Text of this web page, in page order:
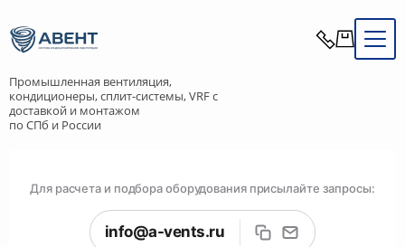
Промышленная вентиляция,
кондиционеры, сплит-системы, VRF с
доставкой и монтажом
по СПб и России
Для расчета и подбора оборудования присылайте запросы:
info@a-vents.ru